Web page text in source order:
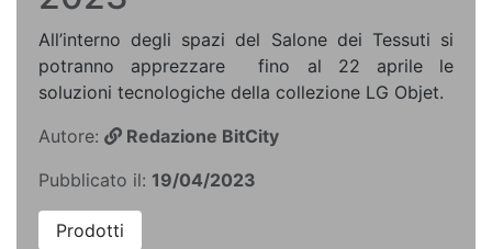
All’interno degli spazi del Salone dei Tessuti si
potranno apprezzare fino al 22 aprile le
soluzioni tecnologiche della collezione LG Objet.
Autore:
Redazione BitCity
Pubblicato il: 19/04/2023
Prodotti